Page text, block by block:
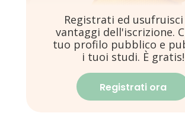
Registrati ed
vantaggi dell'iscrizione.
tuo profilo pubblico e
i tuoi studi. È gratis!
Registrati ora